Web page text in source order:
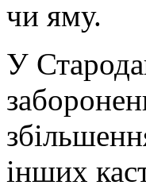
чи яму.
У
інших